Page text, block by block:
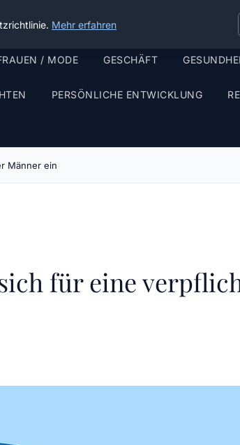
/ MODE GESCHÄFT
PERSÖNLICHE ENTWICKLUNG
Männer ein
für eine
Mehr erfahren